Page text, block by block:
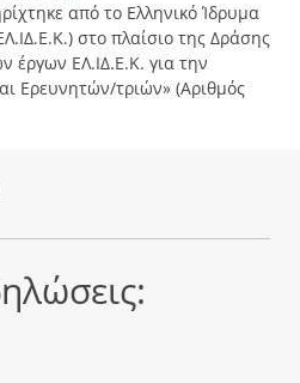
από το Ελληνικό Ίδρυμα
στο πλαίσιο της Δράσης
έργων ΕΛ.ΙΔ.Ε.Κ. για την
Ερευνητών/τριών» (Αριθμός